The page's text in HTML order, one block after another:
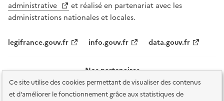
Ce site utilise des cookies permettant de visualiser des contenus
et d'améliorer le fonctionnement grâce aux statistiques de
administrative
et réalisé en partenariat avec les
administrations nationales et locales.
legifrance.gouv.fr info.gouv.fr data.gouv.fr
Nos partenaires